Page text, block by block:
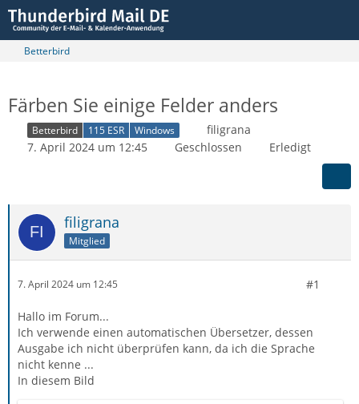
Betterbird
Färben Sie einige Felder anders
Betterbird 115 ESR Windows
filigrana
7. April 2024 um 12:45
Geschlossen Erledigt
filigrana
Mitglied
7. April 2024 um 12:45 #1
Hallo im Forum...
Ich verwende einen automatischen Übersetzer, dessen
Ausgabe ich nicht überprüfen kann, da ich die Sprache
nicht kenne ...
In diesem Bild